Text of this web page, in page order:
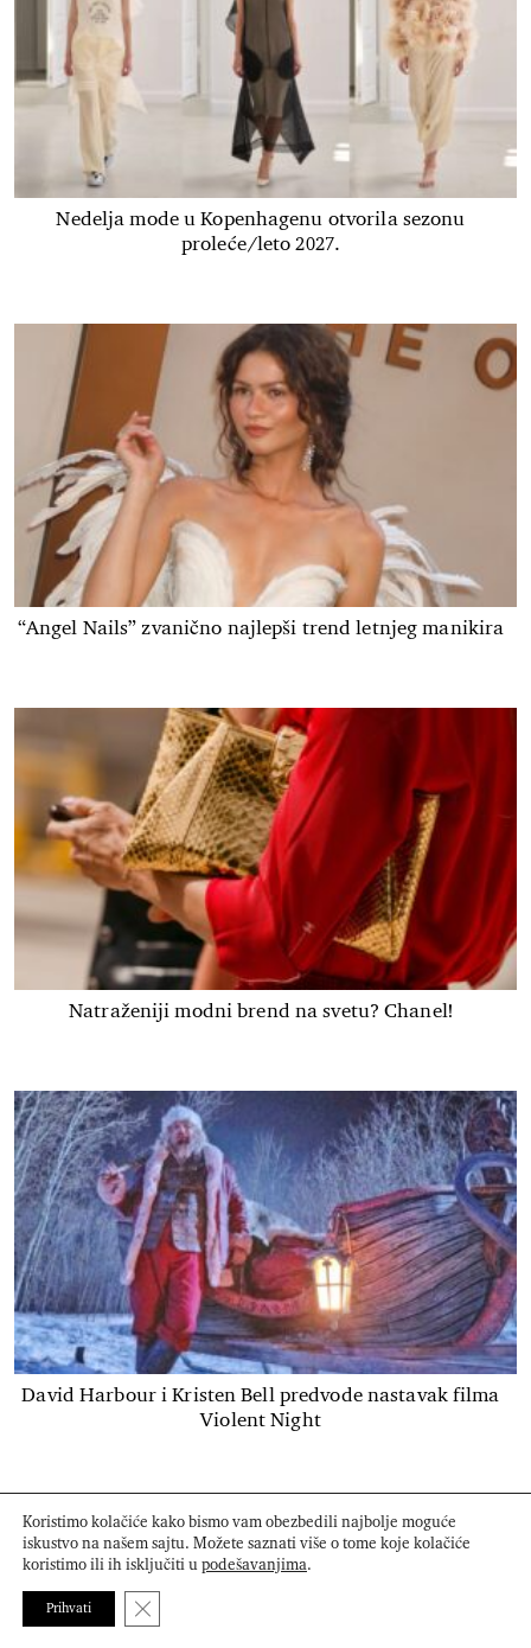
Nedelja mode u Kopenhagenu otvorila sezonu
proleće/leto 2027.
“Angel Nails” zvanično najlepši trend letnjeg manikira
Natraženiji modni brend na svetu? Chanel!
David Harbour i Kristen Bell predvode nastavak filma
Violent Night
Donosimo vam najbolje od modnih, beauty, lifestyle
trendova. Sofisticiran, odvažan i elegantan - That’s so
Koristimo kolačiće kako bismo vam obezbedili najbolje moguće
iskustvo na našem sajtu. Možete saznati više o tome koje kolačiće
koristimo ili ih isključiti upodešavanjima.
Prihvati Close GDPR Cookie Banner